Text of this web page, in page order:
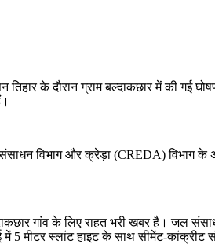
तिहार के दौरान ग्राम बल्दाकछार में की
विभाग और क्रेड़ा (CREDA) विभाग के
गांव के लिए राहत भरी खबर है। जल
5 मीटर स्लांट हाइट के साथ सीमेंट-